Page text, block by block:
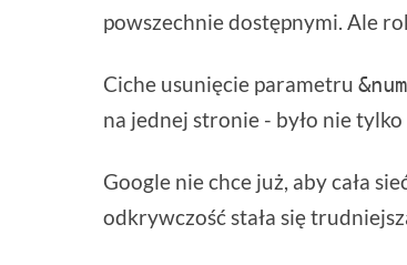
powszechnie dostępnymi. Ale
Ciche usunięcie parametru
na jednej stronie - było nie
Google nie chce już, aby cała
odkrywczość stała się